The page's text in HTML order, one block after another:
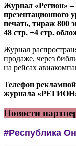
Журнал «Регион» –
презентационного
печать, тираж 800
48 стр. +4 стр.
Журнал
продаже, через
на рейсах
Телефон
журнала «РЕГИОН»
Новости